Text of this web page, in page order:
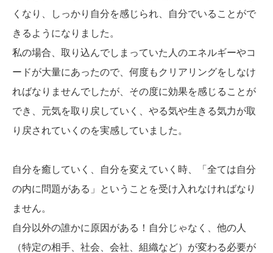
くなり、しっかり自分を感じられ、自分でいることがで
きるようになりました。
私の場合、取り込んでしまっていた人のエネルギーやコ
ードが大量にあったので、何度もクリアリングをしなけ
ればなりませんでしたが、その度に効果を感じることが
でき、元気を取り戻していく、やる気や生きる気力が取
り戻されていくのを実感していました。
自分を癒していく、自分を変えていく時、「全ては自分
の内に問題がある」ということを受け入れなければなり
ません。
自分以外の誰かに原因がある！自分じゃなく、他の人
（特定の相手、社会、会社、組織など）が変わる必要が